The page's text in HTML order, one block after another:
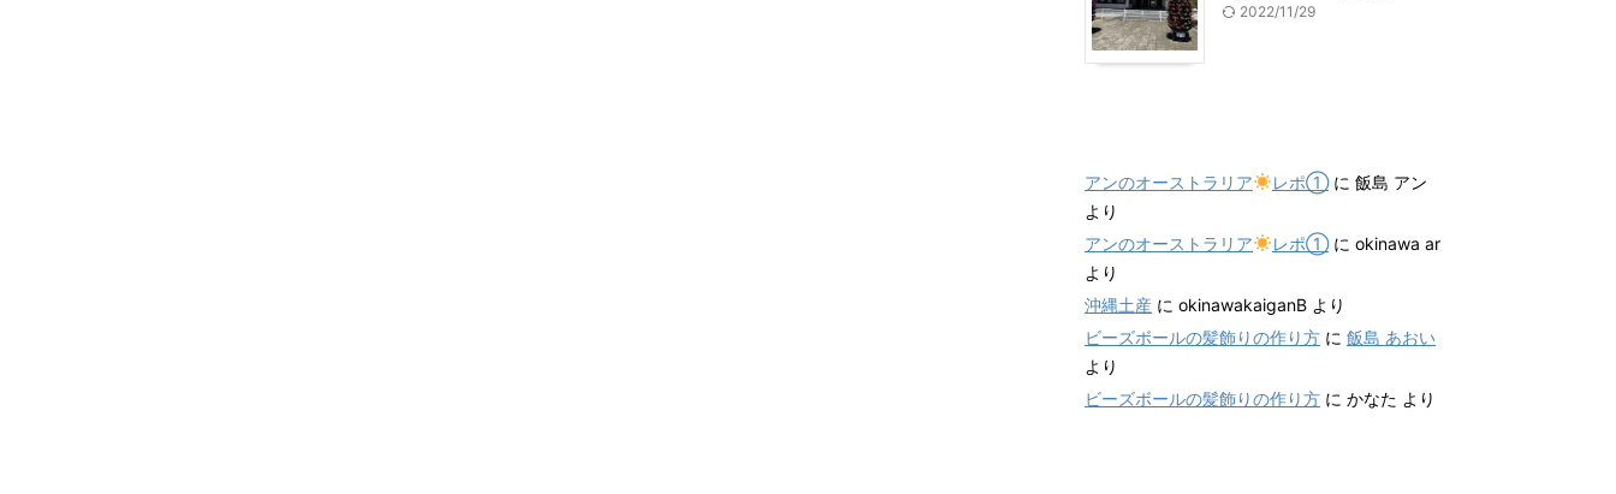
2022/11/29
アンのオーストラリア レポ①に 飯島 アン
より
アンのオーストラリア
レポ①に okinawa ar
より
沖縄土産 に okinawakaiganB より
ビーズボールの髪飾りの作り方 に 飯島 あおい
より
ビーズボールの髪飾りの作り方 に かなた より